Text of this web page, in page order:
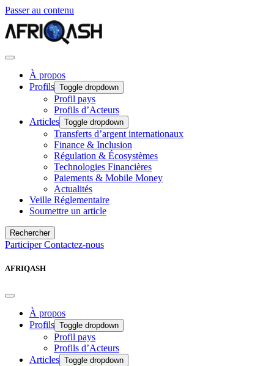
Passer au contenu
À propos
Profils Toggle dropdown
Profil pays
Profils d’Acteurs
Articles Toggle dropdown
Transferts d’argent internationaux
Finance & Inclusion
Régulation & Écosystèmes
Technologies Financières
Paiements & Mobile Money
Actualités
Veille Réglementaire
Soumettre un article
Rechercher
ParticiperContactez-nous
AFRIQASH
À propos
Profils Toggle dropdown
Profil pays
Profils d’Acteurs
Articles Toggle dropdown